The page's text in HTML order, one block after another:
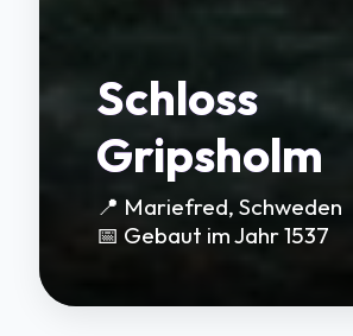
Schloss
Gripsholm
📍 Mariefred, Schweden
📅 Gebaut im Jahr 1537